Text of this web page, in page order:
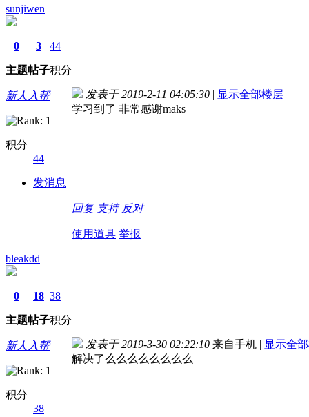
sunjiwen
0
主题
3
帖子
44
积分
新人入帮
积分
44
发消息
发表于 2019-2-11 04:05:30 | 显示全部楼层
学习到了 非常感谢maks
回复 支持 反对
使用道具 举报
bleakdd
0
主题
18
帖子
38
积分
新人入帮
积分
38
发表于 2019-3-30 02:22:10 来自手机 | 显示全
解决了么么么么么么么么